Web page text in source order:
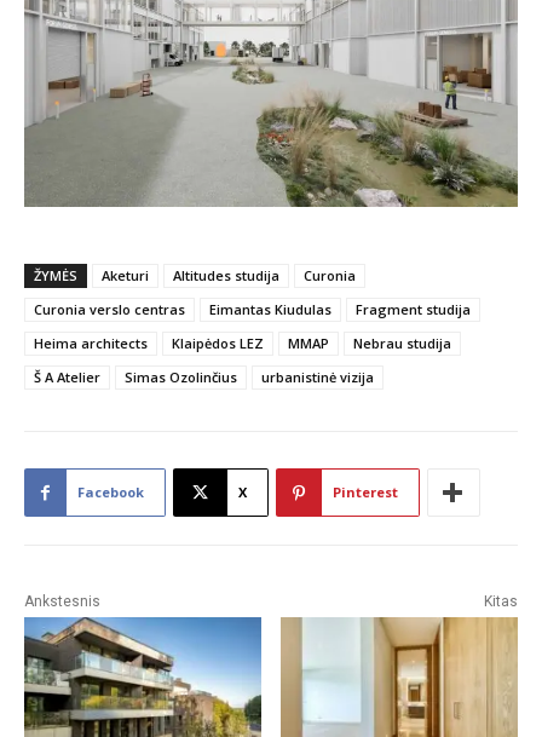
ŽYMĖS Aketuri Altitudes studija
Curonia
Curonia verslo centras
Eimantas Kiudulas
Fragment studija
Heima architects
Klaipėdos LEZ MMAP
Nebrau studija
Š A Atelier
Simas Ozolinčius urbanistinė vizija
Facebook X Pinterest
Ankstesnis Kitas